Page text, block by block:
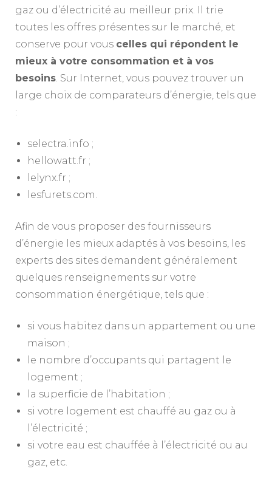
gaz ou d’électricité au meilleur prix. Il trie
toutes les offres présentes sur le marché, et
conserve pour vous celles qui répondent le
mieux à votre consommation et à vos
besoins. Sur Internet, vous pouvez trouver un
large choix de comparateurs d’énergie, tels que
:
selectra.info ;
hellowatt.fr ;
lelynx.fr ;
lesfurets.com.
Afin de vous proposer des fournisseurs
d’énergie les mieux adaptés à vos besoins, les
experts des sites demandent généralement
quelques renseignements sur votre
consommation énergétique, tels que :
si vous habitez dans un appartement ou une
maison ;
le nombre d’occupants qui partagent le
logement ;
la superficie de l’habitation ;
si votre logement est chauffé au gaz ou à
l’électricité ;
si votre eau est chauffée à l’électricité ou au
gaz, etc.